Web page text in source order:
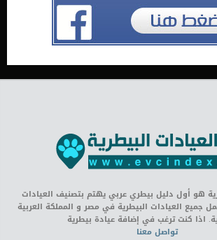
هو أول دليل بيطري عربي يهتم بتصنيف العيادات
جميع العيادات البيطرية في مصر و المملكة العربية
اذا كنت ترغب في إضافة عيادة بيطرية
تواصل معنا